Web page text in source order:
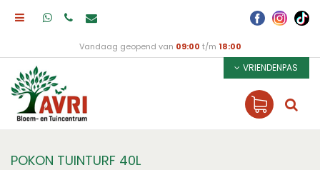
Vandaag geopend van 09:00 t/m 18:00
VRIENDENPAS
POKON TUINTURF 40L